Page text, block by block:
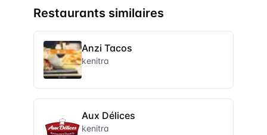
Restaurants similaires
Anzi Tacos
kenitra
Aux Délices
kenitra